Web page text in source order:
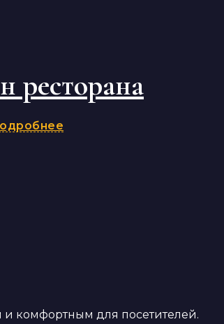
ресторана
и комфортным для посетителей.